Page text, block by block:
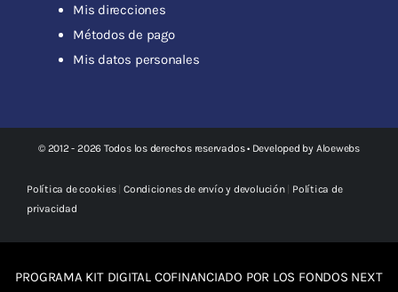
Mis direcciones
Métodos de pago
Mis datos personales
© 2012 - 2026 Todos los derechos reservados • Developed by Aloewebs
Política de cookies|Condiciones de envío y devolución| Política de
privacidad
PROGRAMA KIT DIGITAL COFINANCIADO POR LOS FONDOS NEXT